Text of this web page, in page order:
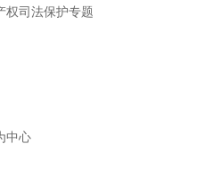
司法保护专题
中心